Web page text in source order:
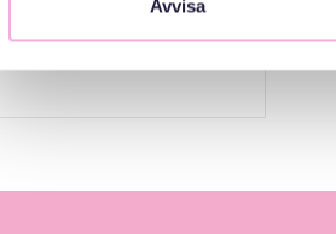
Avvisa